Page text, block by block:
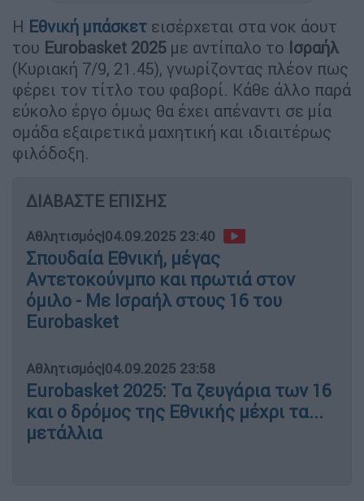
Η Εθνική μπάσκετ εισέρχεται στα νοκ άουτ
του Eurobasket 2025 με αντίπαλο το Ισραήλ
(Κυριακή 7/9, 21.45), γνωρίζοντας πλέον πως
φέρει τον τίτλο του φαβορί. Κάθε άλλο παρά
εύκολο έργο όμως θα έχει απέναντι σε μία
ομάδα εξαιρετικά μαχητική και ιδιαιτέρως
φιλόδοξη.
ΔΙΑΒΑΣΤΕ ΕΠΙΣΗΣ
Αθλητισμός|04.09.2025 23:40
Σπουδαία Εθνική, μέγας
Αντετοκούνμπο και πρωτιά στον
όμιλο - Με Ισραήλ στους 16 του
Eurobasket
Αθλητισμός|04.09.2025 23:58
Eurobasket 2025: Τα ζευγάρια των 16
και ο δρόμος της Εθνικής μέχρι τα...
μετάλλια